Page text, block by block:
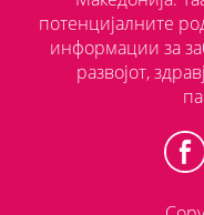
потенцијалните
информации за
развојот,